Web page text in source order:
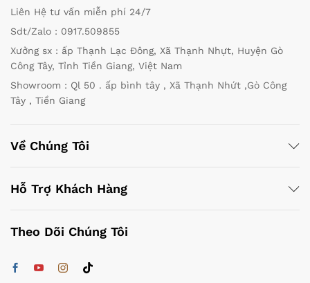
Liên Hệ tư vấn miễn phí 24/7
Sdt/Zalo : 0917.509855
Xưởng sx : ấp Thạnh Lạc Đông, Xã Thạnh Nhựt, Huyện Gò
Công Tây, Tỉnh Tiền Giang, Việt Nam
Showroom : Ql 50 . ấp bình tây , Xã Thạnh Nhứt ,Gò Công
Tây , Tiền Giang
Về Chúng Tôi
Hỗ Trợ Khách Hàng
Theo Dõi Chúng Tôi